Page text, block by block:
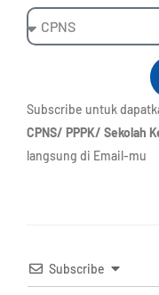
Ebook
Subscribe untuk
CPNS/ PPPK/ Sekolah
langsung di Email-mu
Subscribe